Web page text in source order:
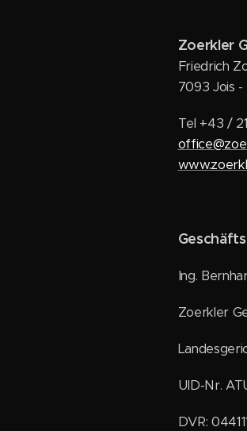
Zoerkler
Friedrich
7093 Jois
Tel +43 /
Ing.
Zoerkler
UID-Nr.
DVR: